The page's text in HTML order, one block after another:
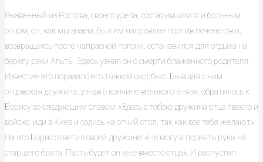
Вызванный из Ростова, своего удела, состарившимся и больным
отцом, он, как мы знаем, был им направлен против печенегов и,
возвращаясь после напрасной погони, остановился для отдыха на
берегу реки Альты. Здесь узнал он о смерти блаженного родителя.
Известие это поразило его тяжкой скорбью. Бывшая с ним
отцовская дружина, узнав о кончине великого князя, обратилась к
Борису со следующим словом: «Здесь с тобою дружина отца твоего и
войско; иди в Киев и садись на отчий стол, так как все тебя желают».
На это Борис ответил своей дружине: «Не могу я поднять руки на
старшего брата. Пусть будет он мне вместо отца». И распустил